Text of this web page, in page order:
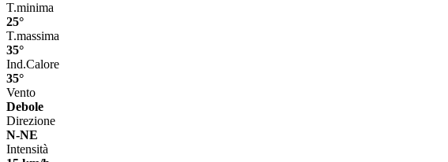
T.minima
25°
T.massima
35°
Ind.Calore
35°
Vento
Debole
Direzione
N-NE
Intensità